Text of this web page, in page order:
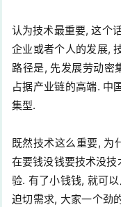
认为技术最重要, 这个
企业或者个人的发展,
路径是, 先发展劳动密
占据产业链的高端. 中
集型.
既然技术这么重要, 为
在要钱没钱要技术没
验. 有了小钱钱, 就可
迫切需求, 大家一个劲